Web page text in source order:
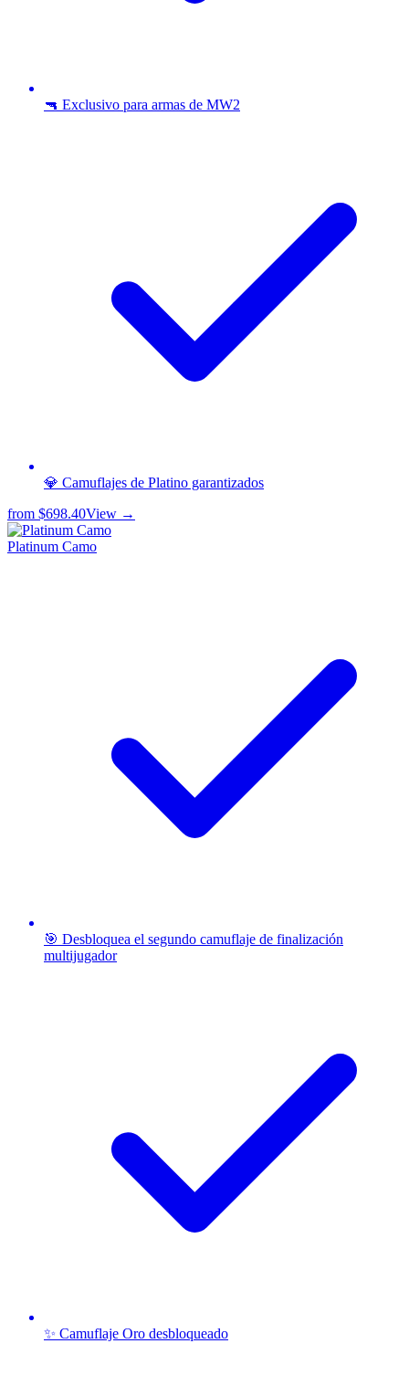
🔫 Exclusivo para armas de MW2
💎 Camuflajes de Platino garantizados
from $698.40View →
Platinum Camo
🎯 Desbloquea el segundo camuflaje de finalización
multijugador
✨ Camuflaje Oro desbloqueado